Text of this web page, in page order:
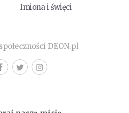
Imiona i święci
DEON.pl